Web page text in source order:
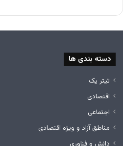
دسته بندی ها
تیتر یک
اقتصادی
اجتماعی
مناطق آزاد و ویژه اقتصادی
دانش و فناوری